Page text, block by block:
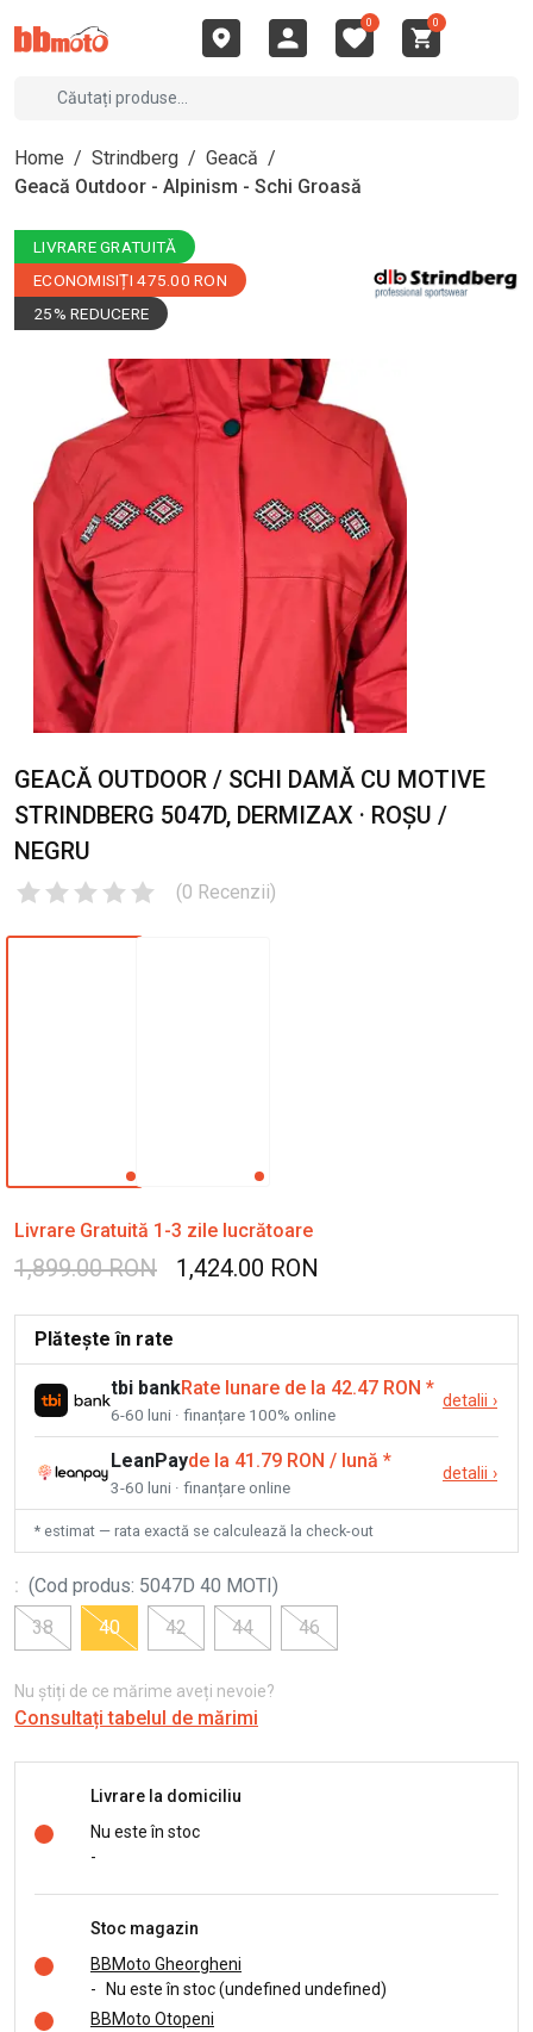
0 0
Home / Strindberg / Geacă /
Geacă Outdoor - Alpinism - Schi Groasă
LIVRARE GRATUITĂ
ECONOMISIȚI 475.00 RON
25% REDUCERE
GEACĂ OUTDOOR / SCHI DAMĂ CU MOTIVE
STRINDBERG 5047D, DERMIZAX · ROȘU /
NEGRU
(0 Recenzii)
Livrare Gratuită 1-3 zile lucrătoare
1,899.00 RON 1,424.00 RON
Plătește în rate
tbi bankRate lunare de la 42.47 RON *
6-60 luni · finanțare 100% online
detalii ›
LeanPayde la 41.79 RON / lună *
3-60 luni · finanțare online
detalii ›
* estimat — rata exactă se calculează la check-out
: (Cod produs: 5047D 40 MOTI)
38
40 42 44 46
Nu știți de ce mărime aveți nevoie?
Consultați tabelul de mărimi
Livrare la domiciliu
Nu este în stoc
-
Stoc magazin
BBMoto Gheorgheni
-
Nu este în stoc (undefined undefined)
BBMoto Otopeni